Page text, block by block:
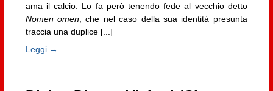
ama il calcio. Lo fa però tenendo fede al vecchio detto
Nomen omen , che nel caso della sua identità presunta
traccia una duplice [...]
Leggi →